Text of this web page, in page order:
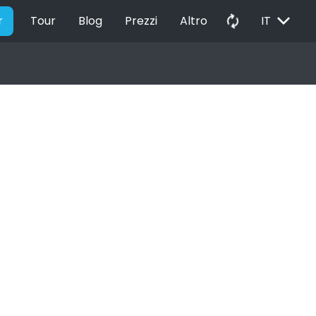
Tour Blog Prezzi Altro autorenew IT EXPAND_MORE